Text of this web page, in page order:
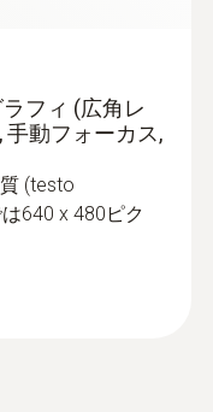
フィ (広角レ
手動フォーカス,
(testo
640 x 480ピク